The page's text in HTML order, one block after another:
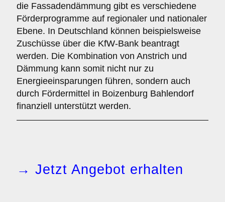
die Fassadendämmung gibt es verschiedene
Förderprogramme auf regionaler und nationaler
Ebene. In Deutschland können beispielsweise
Zuschüsse über die KfW-Bank beantragt
werden. Die Kombination von Anstrich und
Dämmung kann somit nicht nur zu
Energieeinsparungen führen, sondern auch
durch Fördermittel in Boizenburg Bahlendorf
finanziell unterstützt werden.
→ Jetzt Angebot erhalten